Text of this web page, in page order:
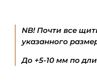
NB! Почти все
указанного
До +5-10 мм по